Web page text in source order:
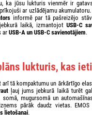
ka jūsu lukturis vienmēr ir
ar uzlādējamu akumulatoru.
informē par tā pašreizējo
laikā, izmantojot USB-C
ar USB-A un USB-C savienotājiem.
lukturis, kas
arī tā kompaktumu un ārkārtīgo
ļauj jums jebkurā laikā turēt
somā, mugursomā un
pārāk daudz vietas.
lietošanai.